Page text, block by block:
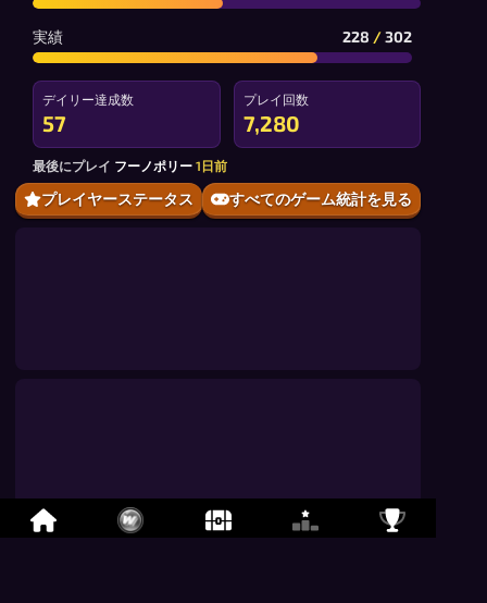
実績 228 /302
デイリー達成数
57
プレイ回数
7,280
最後にプレイ フーノポリー 1日前
プレイヤーステータス すべてのゲーム統計を見る